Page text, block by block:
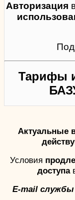
Авторизация
Тарифы
Актуальные
Условия
доступа
E-mail